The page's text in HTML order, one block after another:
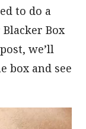
to do a
Box
we’ll
box and see